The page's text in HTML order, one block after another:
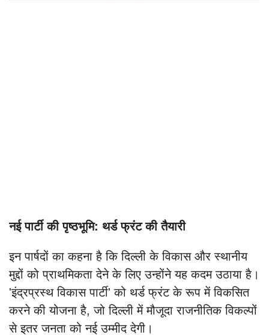
नई पार्टी की पृष्ठभूमि: थर्ड फ्रंट की तैयारी
इन पार्षदों का कहना है कि दिल्ली के विकास और स्थानीय
मुद्दों को प्राथमिकता देने के लिए उन्होंने यह कदम उठाया है।
'इंद्रप्रस्थ विकास पार्टी' को थर्ड फ्रंट के रूप में विकसित
करने की योजना है, जो दिल्ली में मौजूदा राजनीतिक विकल्पों
से इतर जनता को नई उम्मीद देगी।